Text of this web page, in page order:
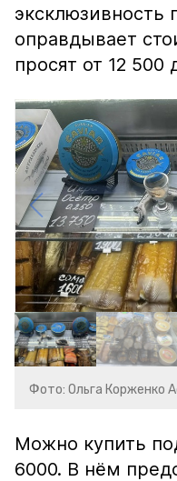
эксклюзивность
оправдывает
просят от 12 500
Фото: Ольга Корженко
Можно купить
6000. В нём